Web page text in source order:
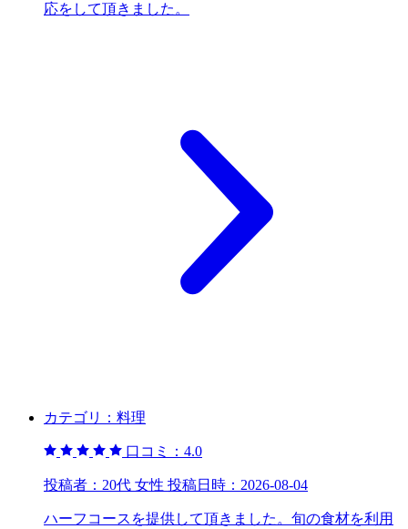
応をして頂きました。
カテゴリ： 料理
口コミ： 4.0
投稿者： 20代 女性 投稿日時： 2026-08-04
ハーフコースを提供して頂きました。旬の食材を利用